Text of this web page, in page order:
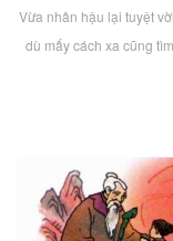
Vừa nhân hậu lại tuyệt
dù mấy cách xa cũng